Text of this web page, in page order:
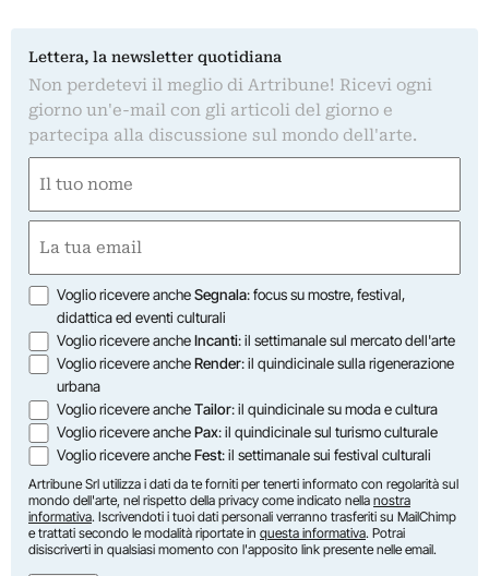
Lettera, la newsletter quotidiana
Non perdetevi il meglio di Artribune! Ricevi ogni
giorno un'e-mail con gli articoli del giorno e
partecipa alla discussione sul mondo dell'arte.
(Obbligatorio)
Nome
(Obbligatorio)
Opzioni
Voglio ricevere ancheSegnala: focus su mostre, festival,
didattica ed eventi culturali
Voglio ricevere ancheIncanti: il settimanale sul mercato dell'arte
Voglio ricevere ancheRender: il quindicinale sulla rigenerazione
urbana
Voglio ricevere ancheTailor: il quindicinale su moda e cultura
Voglio ricevere anchePax: il quindicinale sul turismo culturale
Voglio ricevere ancheFest: il settimanale sui festival culturali
Artribune Srl utilizza i dati da te forniti per tenerti informato con regolarità sul
mondo dell'arte, nel rispetto della privacy come indicato nella nostra
informativa. Iscrivendoti i tuoi dati personali verranno trasferiti su MailChimp
e trattati secondo le modalità riportate in questa informativa. Potrai
disiscriverti in qualsiasi momento con l'apposito link presente nelle email.